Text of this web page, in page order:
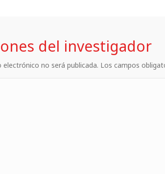
del investigador
electrónico no será publicada. Los campos